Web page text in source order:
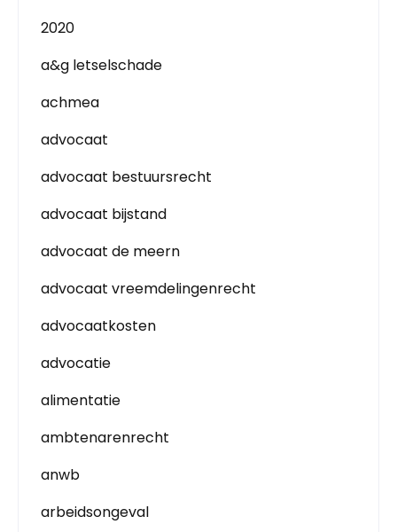
2020
a&g letselschade
achmea
advocaat
advocaat bestuursrecht
advocaat bijstand
advocaat de meern
advocaat vreemdelingenrecht
advocaatkosten
advocatie
alimentatie
ambtenarenrecht
anwb
arbeidsongeval